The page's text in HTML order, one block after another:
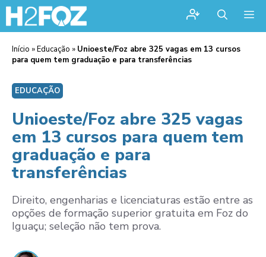
Início »Educação » Unioeste/Foz abre 325 vagas em 13 cursos
para quem tem graduação e para transferências
EDUCAÇÃO
Unioeste/Foz abre 325 vagas
em 13 cursos para quem tem
graduação e para
transferências
Direito, engenharias e licenciaturas estão entre as
opções de formação superior gratuita em Foz do
Iguaçu; seleção não tem prova.